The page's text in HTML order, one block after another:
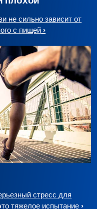
не сильно зависит от
с пищей
стресс для
тяжелое испытание